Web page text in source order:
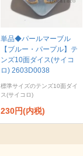
単品◆パールマーブル
【ブルー・パープル】テ
ンズ10面ダイス(サイコ
ロ) 2603D0038
標準サイズのテンズ10面ダイ
ス(サイコロ)
230円(内税)